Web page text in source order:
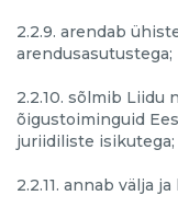
2.2.9. arendab
arendusasutustega;
2.2.10. sõlmib
õigustoiminguid
juriidiliste isikutega;
2.2.11. annab välja